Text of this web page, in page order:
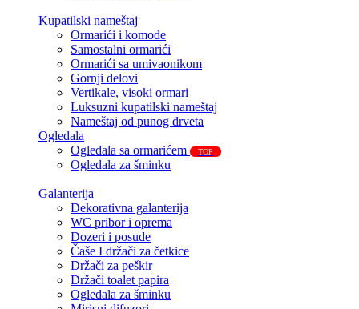
Kupatilski nameštaj
Ormarići i komode
Samostalni ormarići
Ormarići sa umivaonikom
Gornji delovi
Vertikale, visoki ormari
Luksuzni kupatilski nameštaj
Nameštaj od punog drveta
Ogledala
Ogledala sa ormarićem
TOP
Ogledala za šminku
Galanterija
Dekorativna galanterija
WC pribor i oprema
Dozeri i posude
Čaše I držači za četkice
Držači za peškir
Držači toalet papira
Ogledala za šminku